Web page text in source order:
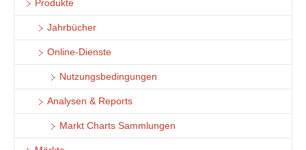
Produkte
Jahrbücher
Online-Dienste
Nutzungsbedingungen
Analysen & Reports
Markt Charts Sammlungen